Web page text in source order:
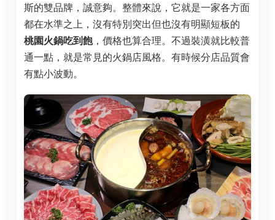
斯的雙品牌，誠意夠。整體來說，它就是一家各方面
都在水準之上，沒有特別突出但也沒有明顯短板的
桃園火鍋吃到飽，價格也算合理。不過裝潢就比較普
通一點，就是常見的火鍋店風格。有時候分店品質會
有點小波動。